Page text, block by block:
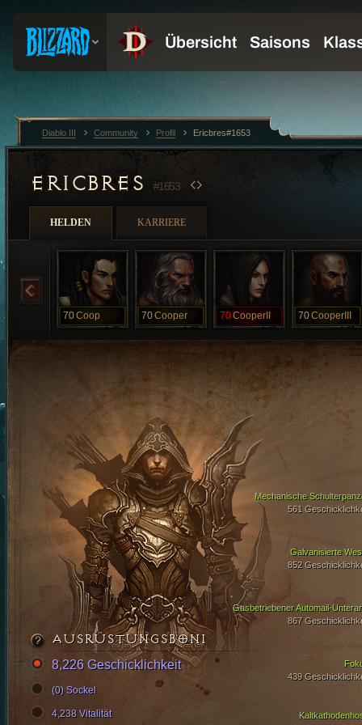
ERICBRES #1653
HELDEN KARRIERE
70Coop 70Cooper 70CooperII 70CooperIII
Galvanisierte
852
Gasbetriebener Automail-
867
Mechanische
561
439
AUSRÜSTUNGSBONI
8,226 Geschicklichkeit
(0) Sockel
4,238 Vitalität
Diablo III Community Profil Ericbres#1653